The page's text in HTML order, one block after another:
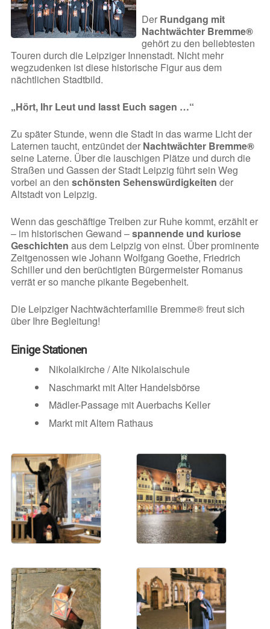
Der Rundgang mit
Nachtwächter Bremme®
gehört zu den beliebtesten
Touren durch die Leipziger Innenstadt. Nicht mehr
wegzudenken ist diese historische Figur aus dem
nächtlichen Stadtbild.
„Hört, Ihr Leut und lasst Euch sagen …“
Zu später Stunde, wenn die Stadt in das warme Licht der
Laternen taucht, entzündet der Nachtwächter Bremme®
seine Laterne. Über die lauschigen Plätze und durch die
Straßen und Gassen der Stadt Leipzig führt sein Weg
vorbei an den schönsten Sehenswürdigkeiten der
Altstadt von Leipzig.
Wenn das geschäftige Treiben zur Ruhe kommt, erzählt er
– im historischen Gewand –spannende und kuriose
Geschichten aus dem Leipzig von einst. Über prominente
Zeitgenossen wie Johann Wolfgang Goethe, Friedrich
Schiller und den berüchtigten Bürgermeister Romanus
verrät er so manche pikante Begebenheit.
Die Leipziger Nachtwächterfamilie Bremme® freut sich
über Ihre Begleitung!
Einige Stationen
Nikolaikirche / Alte Nikolaischule
Naschmarkt mit Alter Handelsbörse
Mädler-Passage mit Auerbachs Keller
Markt mit Altem Rathaus